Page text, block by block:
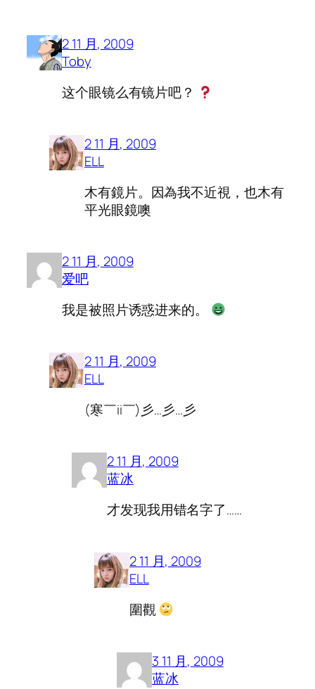
2 11 月, 2009
Toby
这个眼镜么有镜片吧？
2 11 月, 2009
ELL
木有鏡片。因為我不近視，也木有
平光眼鏡噢
2 11 月, 2009
爱吧
我是被照片诱惑进来的。
2 11 月, 2009
ELL
(寒￣ii￣)彡…彡…彡
2 11 月, 2009
蓝冰
才发现我用错名字了……
2 11 月, 2009
ELL
圍觀
3 11 月, 2009
蓝冰